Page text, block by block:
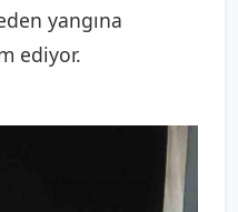
yangına
ediyor.